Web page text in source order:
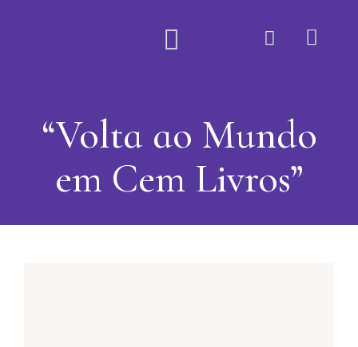
“Volta ao Mundo
em Cem Livros”